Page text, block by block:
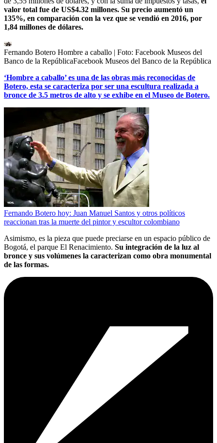
valor total fue de US$4.32 millones. Su precio aumentó un
135%, en comparación con la vez que se vendió en 2016, por
1,84 millones de dólares.
Fernando Botero Hombre a caballo | Foto: Facebook Museos del
Banco de la RepúblicaFacebook Museos del Banco de la República
‘Hombre a caballo’ es una de las obras más reconocidas de
Botero, esta se caracteriza por ser una escultura realizada a
bronce de 3.5 metros de alto y se exhibe en el Museo de Botero.
Fernando Botero hoy: Juan Manuel Santos y otros políticos
reaccionan tras la muerte del pintor y escultor colombiano
Asimismo, es la pieza que puede preciarse en un espacio público de
Bogotá, el parque El Renacimiento. Su integración de la luz al
bronce y sus volúmenes la caracterizan como obra monumental
de las formas.